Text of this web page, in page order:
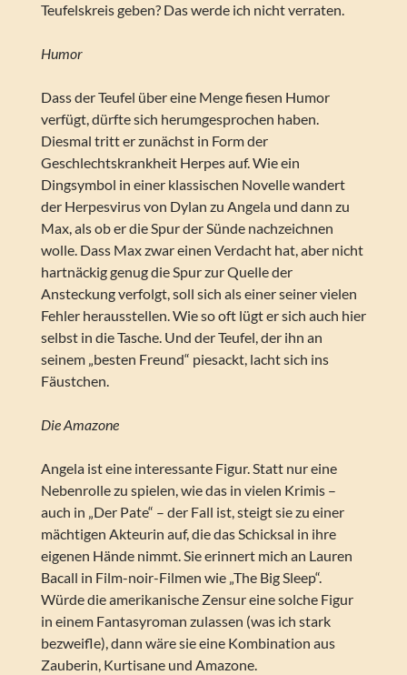
Teufelskreis geben? Das werde ich nicht verraten.
Humor
Dass der Teufel über eine Menge fiesen Humor
verfügt, dürfte sich herumgesprochen haben.
Diesmal tritt er zunächst in Form der
Geschlechtskrankheit Herpes auf. Wie ein
Dingsymbol in einer klassischen Novelle wandert
der Herpesvirus von Dylan zu Angela und dann zu
Max, als ob er die Spur der Sünde nachzeichnen
wolle. Dass Max zwar einen Verdacht hat, aber nicht
hartnäckig genug die Spur zur Quelle der
Ansteckung verfolgt, soll sich als einer seiner vielen
Fehler herausstellen. Wie so oft lügt er sich auch hier
selbst in die Tasche. Und der Teufel, der ihn an
seinem „besten Freund“ piesackt, lacht sich ins
Fäustchen.
Die Amazone
Angela ist eine interessante Figur. Statt nur eine
Nebenrolle zu spielen, wie das in vielen Krimis –
auch in „Der Pate“ – der Fall ist, steigt sie zu einer
mächtigen Akteurin auf, die das Schicksal in ihre
eigenen Hände nimmt. Sie erinnert mich an Lauren
Bacall in Film-noir-Filmen wie „The Big Sleep“.
Würde die amerikanische Zensur eine solche Figur
in einem Fantasyroman zulassen (was ich stark
bezweifle), dann wäre sie eine Kombination aus
Zauberin, Kurtisane und Amazone.